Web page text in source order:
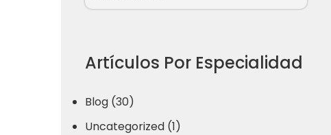
Artículos Por Especialidad
Blog (30)
Uncategorized (1)